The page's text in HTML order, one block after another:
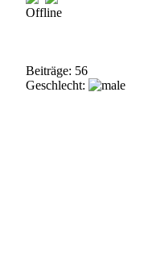
Offline
Beiträge: 56
Geschlecht: